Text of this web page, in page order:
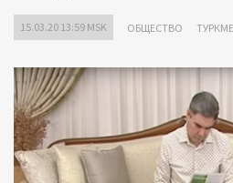
15.03.20 13:59 MSK ОБЩЕСТВО